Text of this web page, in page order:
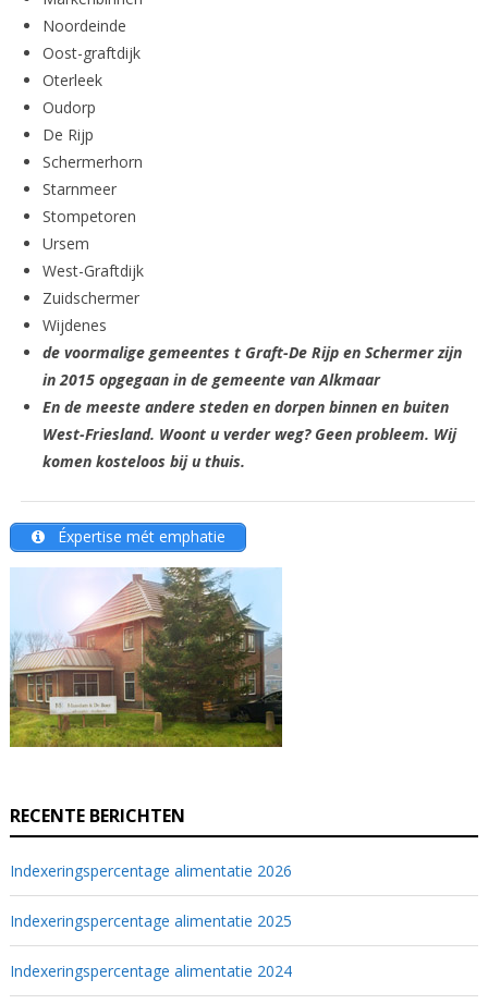
Noordeinde
Oost-graftdijk
Oterleek
Oudorp
De Rijp
Schermerhorn
Starnmeer
Stompetoren
Ursem
West-Graftdijk
Zuidschermer
Wijdenes
de voormalige gemeentes t Graft-De Rijp en Schermer zijn
in 2015 opgegaan in de gemeente van Alkmaar
En de meeste andere steden en dorpen binnen en buiten
West-Friesland. Woont u verder weg? Geen probleem. Wij
komen kosteloos bij u thuis.
Éxpertise mét emphatie
RECENTE BERICHTEN
Indexeringspercentage alimentatie 2026
Indexeringspercentage alimentatie 2025
Indexeringspercentage alimentatie 2024